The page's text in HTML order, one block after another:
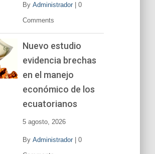
By Administrador| 0
Comments
Nuevo estudio
evidencia brechas
en el manejo
económico de los
ecuatorianos
5 agosto, 2026
By Administrador| 0